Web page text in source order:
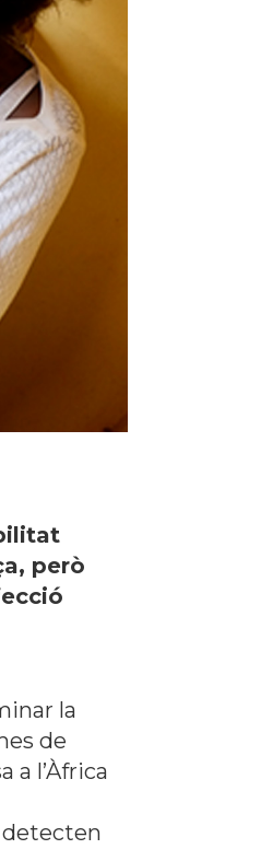
però
la
de
a l’Àfrica
detecten